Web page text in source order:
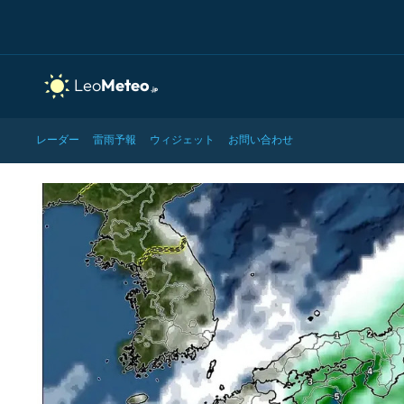
レーダー 雷雨予報 ウィジェット お問い合わせ